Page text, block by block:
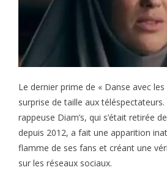
Le dernier prime de « Danse avec
surprise de taille aux
rappeuse Diam’s, qui s’était retirée
depuis 2012, a fait une apparition
flamme de ses fans et créant une
sur les réseaux sociaux.